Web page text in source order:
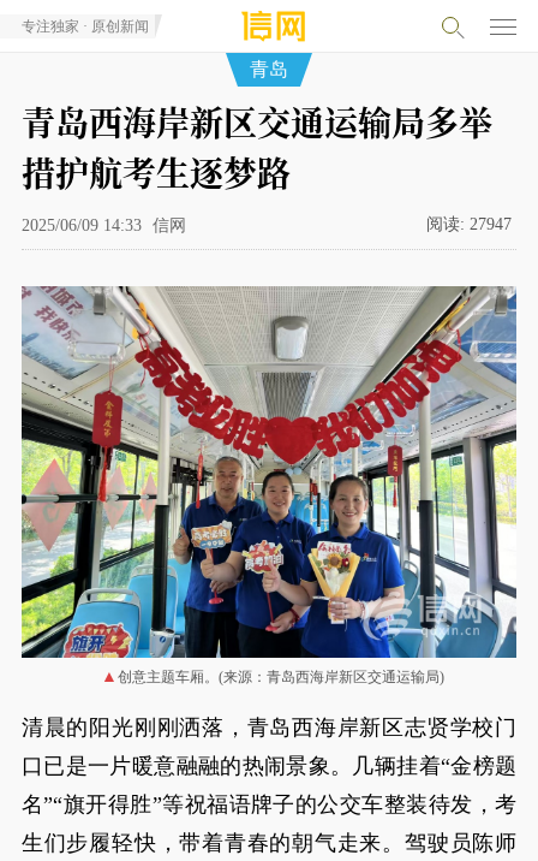
专注独家 · 原创新闻
青岛
青岛西海岸新区交通运输局多举
措护航考生逐梦路
2025/06/09 14:33 信网 阅读: 27947
创意主题车厢。(来源：青岛西海岸新区交通运输局)
清晨的阳光刚刚洒落，青岛西海岸新区志贤学校门
口已是一片暖意融融的热闹景象。几辆挂着“金榜题
名”“旗开得胜”等祝福语牌子的公交车整装待发，考
生们步履轻快，带着青春的朝气走来。驾驶员陈师